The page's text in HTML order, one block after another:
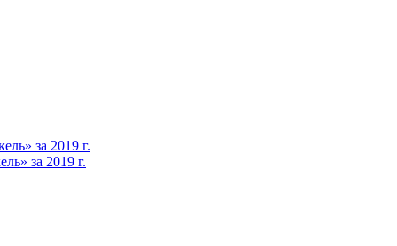
за 2019 г.
за 2019 г.